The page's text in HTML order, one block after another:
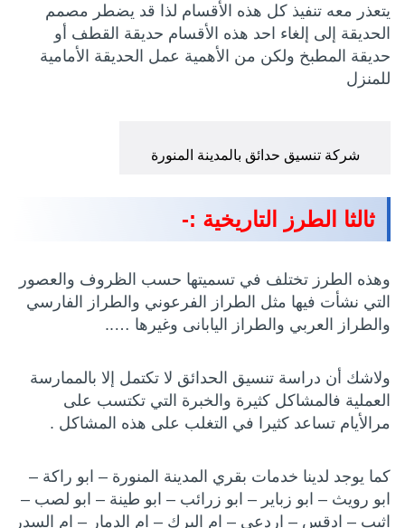
يتعذر معه تنفيذ كل هذه الأقسام لذا قد يضطر مصمم
الحديقة إلى إلغاء احد هذه الأقسام حديقة القطف أو
حديقة المطبخ ولكن من الأهمية عمل الحديقة الأمامية
للمنزل
شركة تنسيق حدائق بالمدينة المنورة
ثالثا الطرز التاريخية :-
وهذه الطرز تختلف في تسميتها حسب الظروف والعصور
التي نشأت فيها مثل الطراز الفرعوني والطراز الفارسي
والطراز العربي والطراز اليابانى وغيرها …..
ولاشك أن دراسة تنسيق الحدائق لا تكتمل إلا بالممارسة
العملية فالمشاكل كثيرة والخبرة التي تكتسب على
مرالأيام تساعد كثيرا في التغلب على هذه المشاكل .
كما يوجد لدينا خدمات بقري المدينة المنورة – ابو راكة –
ابو رويث – ابو زباير – ابو زرائب – ابو طينة – ابو لصب –
اثيب – ادقس – اردعي – ام البرك – ام الدمار – ام السدر